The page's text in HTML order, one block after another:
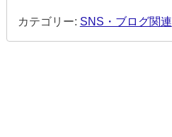
カテゴリー: SNS・ブログ関連